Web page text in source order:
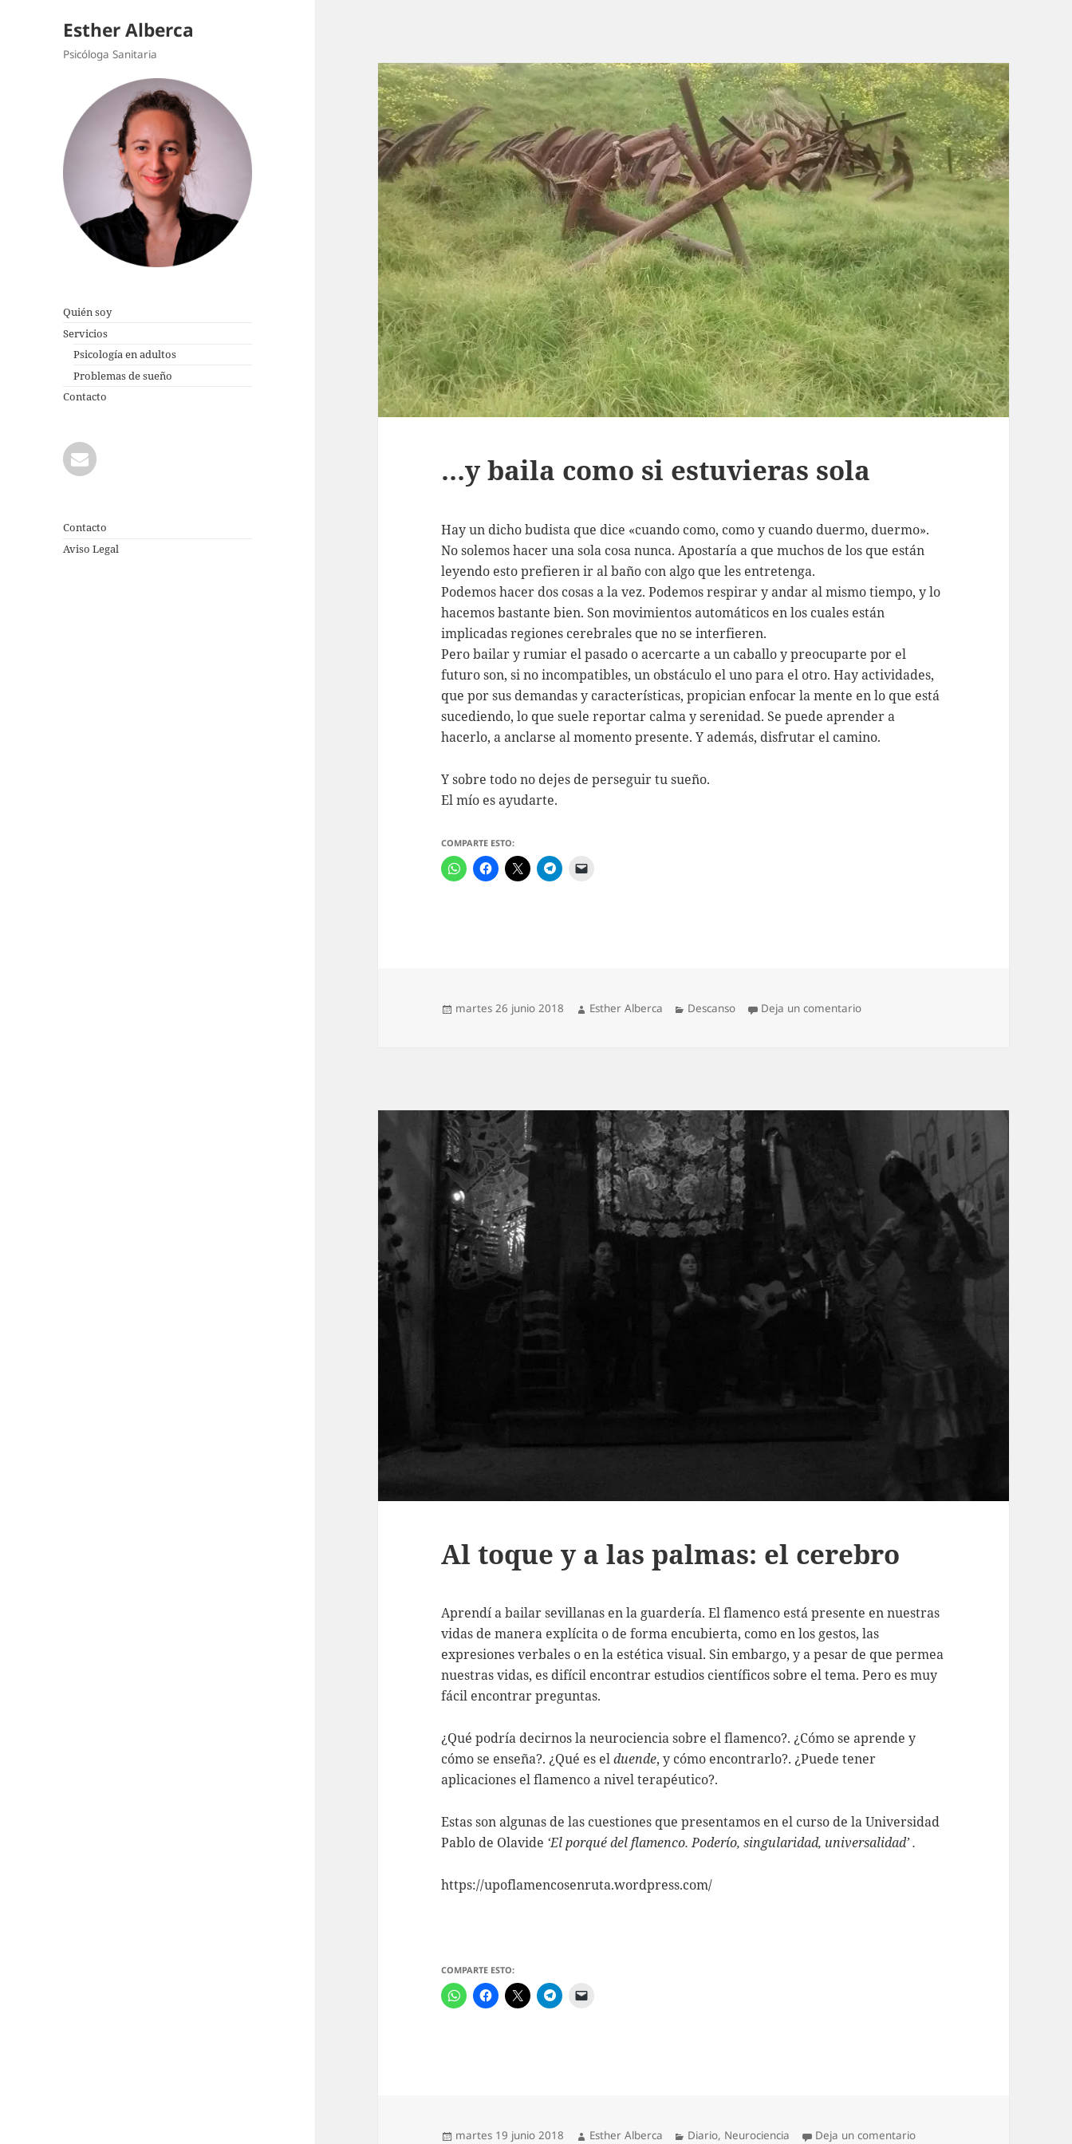
Esther Alberca
Psicóloga Sanitaria
Quién soy
Servicios
Psicología en adultos
Problemas de sueño
Contacto
Contacto
Aviso Legal
…y baila como si estuvieras sola
Hay un dicho budista que dice «cuando como, como y cuando duermo, duermo».
No solemos hacer una sola cosa nunca. Apostaría a que muchos de los que están
leyendo esto prefieren ir al baño con algo que les entretenga.
Podemos hacer dos cosas a la vez. Podemos respirar y andar al mismo tiempo, y lo
hacemos bastante bien. Son movimientos automáticos en los cuales están
implicadas regiones cerebrales que no se interfieren.
Pero bailar y rumiar el pasado o acercarte a un caballo y preocuparte por el
futuro son, si no incompatibles, un obstáculo el uno para el otro. Hay actividades,
que por sus demandas y características, propician enfocar la mente en lo que está
sucediendo, lo que suele reportar calma y serenidad. Se puede aprender a
hacerlo, a anclarse al momento presente. Y además, disfrutar el camino.
Y sobre todo no dejes de perseguir tu sueño.
El mío es ayudarte.
COMPARTE ESTO:
Publicado
martes 26 junio 2018 Autor
Esther Alberca Categorías
Descanso Deja un comentarioen …y baila como si estuvieras sola
Al toque y a las palmas: el cerebro
Aprendí a bailar sevillanas en la guardería. El flamenco está presente en nuestras
vidas de manera explícita o de forma encubierta, como en los gestos, las
expresiones verbales o en la estética visual. Sin embargo, y a pesar de que permea
nuestras vidas, es difícil encontrar estudios científicos sobre el tema. Pero es muy
fácil encontrar preguntas.
¿Qué podría decirnos la neurociencia sobre el flamenco?. ¿Cómo se aprende y
cómo se enseña?. ¿Qué es elduende, y cómo encontrarlo?. ¿Puede tener
aplicaciones el flamenco a nivel terapéutico?.
Estas son algunas de las cuestiones que presentamos en el curso de la Universidad
Pablo de Olavide ‘El porqué del flamenco. Poderío, singularidad, universalidad’ .
https://upoflamencosenruta.wordpress.com/
COMPARTE ESTO:
Publicado
martes 19 junio 2018 Autor
Esther Alberca Categorías
Diario, Neurociencia Deja un comentarioen Al toque y a las palmas: el